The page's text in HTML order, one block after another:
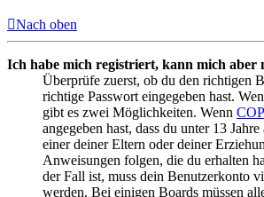
Nach oben
Ich habe mich registriert, kann mich aber
Überprüfe zuerst, ob du den richtigen
richtige Passwort eingegeben hast.
gibt es zwei Möglichkeiten. Wenn
angegeben hast, dass du unter 13
einer deiner Eltern oder deiner
Anweisungen folgen, die du erhalten
der Fall ist, muss dein Benutzerkonto
werden. Bei einigen Boards müssen